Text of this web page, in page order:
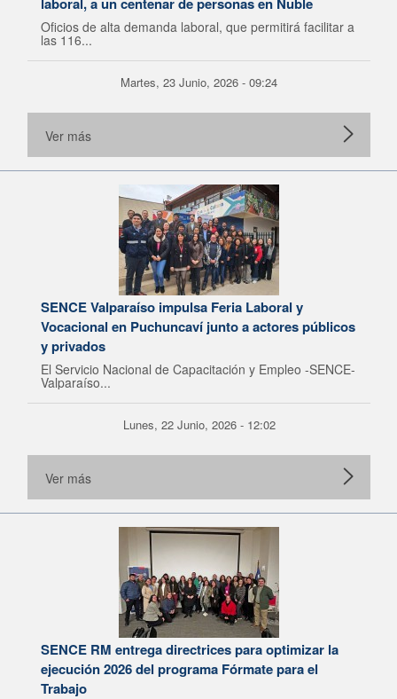
Oficios de alta demanda laboral, que permitirá facilitar a
las 116...
Martes, 23 Junio, 2026 - 09:24
Ver más
SENCE Valparaíso impulsa Feria Laboral y
Vocacional en Puchuncaví junto a actores públicos
y privados
El Servicio Nacional de Capacitación y Empleo -SENCE-
Valparaíso...
Lunes, 22 Junio, 2026 - 12:02
Ver más
SENCE RM entrega directrices para optimizar la
ejecución 2026 del programa Fórmate para el
Trabajo